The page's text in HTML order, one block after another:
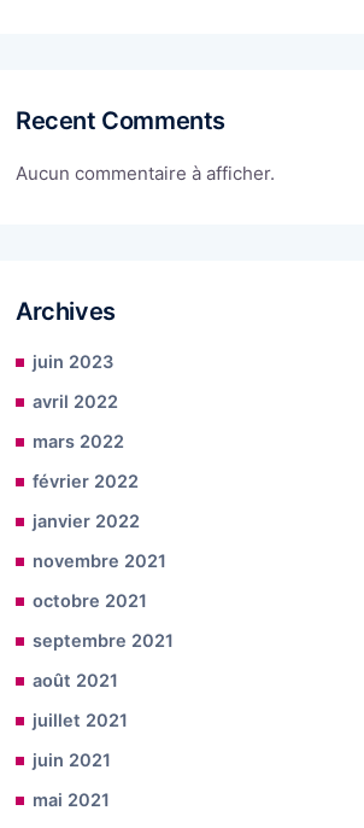
Recent Comments
Aucun commentaire à afficher.
Archives
juin 2023
avril 2022
mars 2022
février 2022
janvier 2022
novembre 2021
octobre 2021
septembre 2021
août 2021
juillet 2021
juin 2021
mai 2021